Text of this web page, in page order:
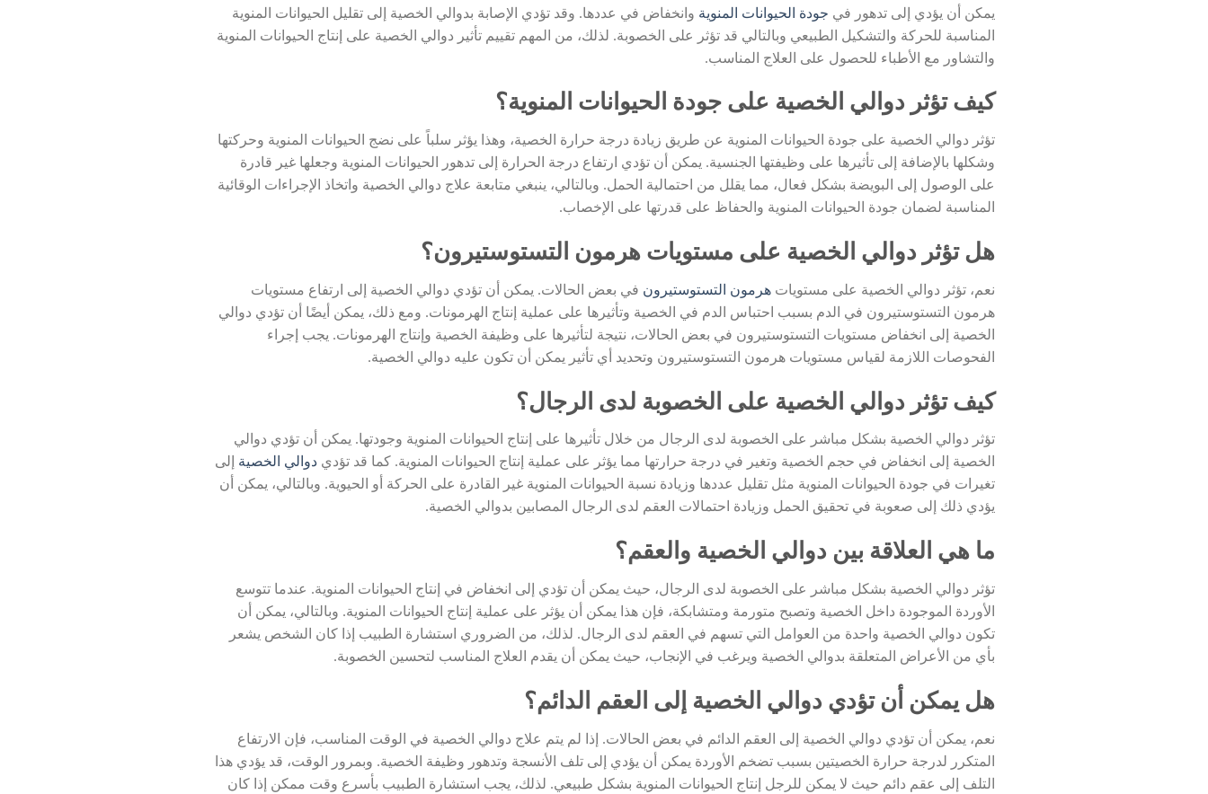
يمكن أن يؤدي إلى تدهور في جودة الحيوانات المنوية وانخفاض في عددها. وقد تؤدي الإصابة بدوالي الخصية إلى تقليل الحيوانات المنوية
المناسبة للحركة والتشكيل الطبيعي وبالتالي قد تؤثر على الخصوبة. لذلك، من المهم تقييم تأثير دوالي الخصية على إنتاج الحيوانات المنوية
والتشاور مع الأطباء للحصول على العلاج المناسب.
كيف تؤثر دوالي الخصية على جودة الحيوانات المنوية؟
تؤثر دوالي الخصية على جودة الحيوانات المنوية عن طريق زيادة درجة حرارة الخصية، وهذا يؤثر سلباً على نضج الحيوانات المنوية وحركتها
وشكلها بالإضافة إلى تأثيرها على وظيفتها الجنسية. يمكن أن تؤدي ارتفاع درجة الحرارة إلى تدهور الحيوانات المنوية وجعلها غير قادرة
على الوصول إلى البويضة بشكل فعال، مما يقلل من احتمالية الحمل. وبالتالي، ينبغي متابعة علاج دوالي الخصية واتخاذ الإجراءات الوقائية
المناسبة لضمان جودة الحيوانات المنوية والحفاظ على قدرتها على الإخصاب.
هل تؤثر دوالي الخصية على مستويات هرمون التستوستيرون؟
نعم، تؤثر دوالي الخصية على مستويات هرمون التستوستيرون في بعض الحالات. يمكن أن تؤدي دوالي الخصية إلى ارتفاع مستويات
هرمون التستوستيرون في الدم بسبب احتباس الدم في الخصية وتأثيرها على عملية إنتاج الهرمونات. ومع ذلك، يمكن أيضًا أن تؤدي دوالي
الخصية إلى انخفاض مستويات التستوستيرون في بعض الحالات، نتيجة لتأثيرها على وظيفة الخصية وإنتاج الهرمونات. يجب إجراء
الفحوصات اللازمة لقياس مستويات هرمون التستوستيرون وتحديد أي تأثير يمكن أن تكون عليه دوالي الخصية.
كيف تؤثر دوالي الخصية على الخصوبة لدى الرجال؟
تؤثر دوالي الخصية بشكل مباشر على الخصوبة لدى الرجال من خلال تأثيرها على إنتاج الحيوانات المنوية وجودتها. يمكن أن تؤدي دوالي
الخصية إلى انخفاض في حجم الخصية وتغير في درجة حرارتها مما يؤثر على عملية إنتاج الحيوانات المنوية. كما قد تؤدي دوالي الخصية إلى
تغيرات في جودة الحيوانات المنوية مثل تقليل عددها وزيادة نسبة الحيوانات المنوية غير القادرة على الحركة أو الحيوية. وبالتالي، يمكن أن
يؤدي ذلك إلى صعوبة في تحقيق الحمل وزيادة احتمالات العقم لدى الرجال المصابين بدوالي الخصية.
ما هي العلاقة بين دوالي الخصية والعقم؟
تؤثر دوالي الخصية بشكل مباشر على الخصوبة لدى الرجال، حيث يمكن أن تؤدي إلى انخفاض في إنتاج الحيوانات المنوية. عندما تتوسع
الأوردة الموجودة داخل الخصية وتصبح متورمة ومتشابكة، فإن هذا يمكن أن يؤثر على عملية إنتاج الحيوانات المنوية. وبالتالي، يمكن أن
تكون دوالي الخصية واحدة من العوامل التي تسهم في العقم لدى الرجال. لذلك، من الضروري استشارة الطبيب إذا كان الشخص يشعر
بأي من الأعراض المتعلقة بدوالي الخصية ويرغب في الإنجاب، حيث يمكن أن يقدم العلاج المناسب لتحسين الخصوبة.
هل يمكن أن تؤدي دوالي الخصية إلى العقم الدائم؟
نعم، يمكن أن تؤدي دوالي الخصية إلى العقم الدائم في بعض الحالات. إذا لم يتم علاج دوالي الخصية في الوقت المناسب، فإن الارتفاع
المتكرر لدرجة حرارة الخصيتين بسبب تضخم الأوردة يمكن أن يؤدي إلى تلف الأنسجة وتدهور وظيفة الخصية. وبمرور الوقت، قد يؤدي هذا
التلف إلى عقم دائم حيث لا يمكن للرجل إنتاج الحيوانات المنوية بشكل طبيعي. لذلك، يجب استشارة الطبيب بأسرع وقت ممكن إذا كان